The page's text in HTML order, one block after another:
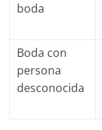
boda
Boda con
persona
desconocida